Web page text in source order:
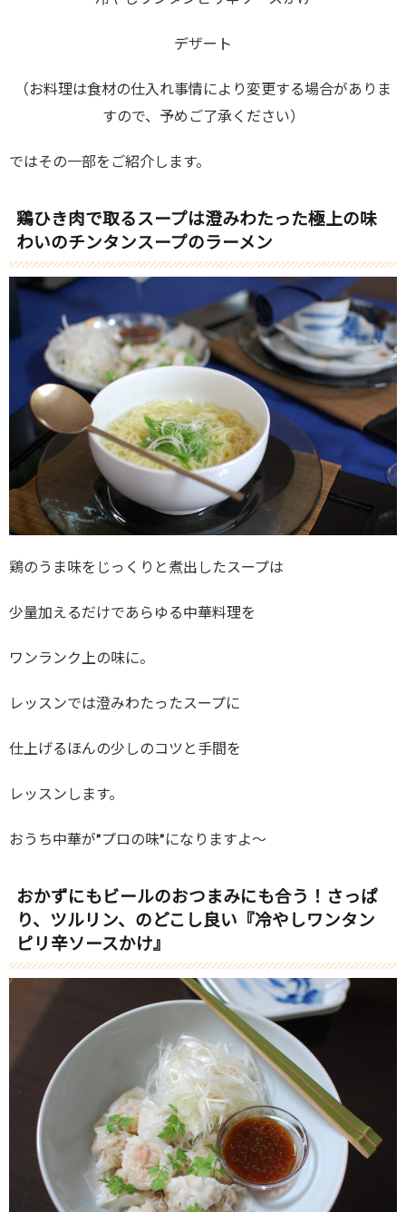
デザート
（お料理は食材の仕入れ事情により変更する場合がありま
すので、予めご了承ください）
ではその一部をご紹介します。
鶏ひき肉で取るスープは澄みわたった極上の味
わいのチンタンスープのラーメン
鶏のうま味をじっくりと煮出したスープは
少量加えるだけであらゆる中華料理を
ワンランク上の味に。
レッスンでは澄みわたったスープに
仕上げるほんの少しのコツと手間を
レッスンします。
おうち中華が”プロの味”になりますよ～
おかずにもビールのおつまみにも合う！さっぱ
り、ツルリン、のどこし良い『冷やしワンタン
ピリ辛ソースかけ』